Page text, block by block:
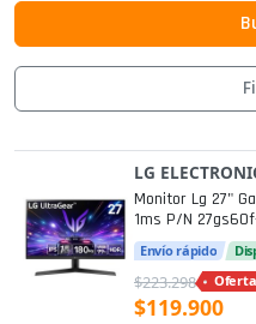
LG
Monitor Lg 27"
1ms P/n
Envío rápido
$223.298 Oferta
$119.900